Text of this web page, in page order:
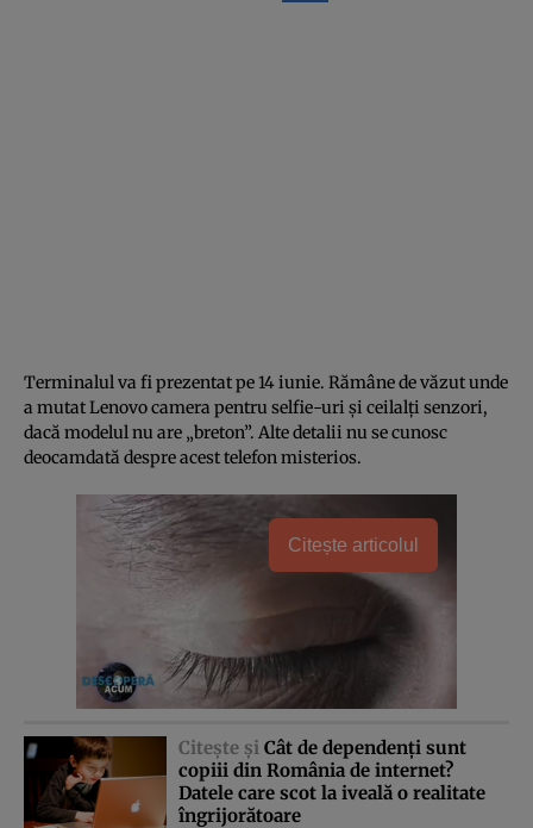
Terminalul va fi prezentat pe 14 iunie. Rămâne de văzut unde
a mutat Lenovo camera pentru selfie-uri şi ceilalţi senzori,
dacă modelul nu are „breton”. Alte detalii nu se cunosc
deocamdată despre acest telefon misterios.
Citește articolul
Citeşte şi Cât de dependenţi sunt
copiii din România de internet?
Datele care scot la iveală o realitate
îngrijorătoare